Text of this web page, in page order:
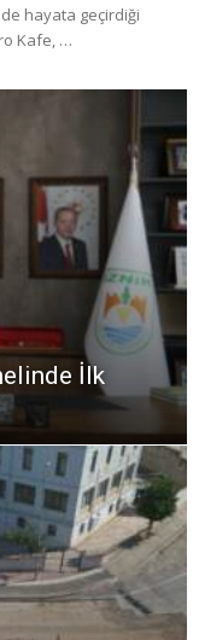
hayata geçirdiği
Kafe, …
İlk